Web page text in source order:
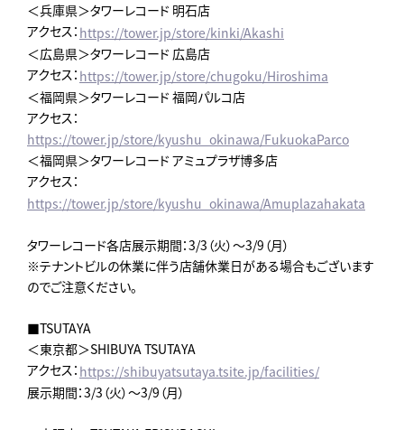
＜兵庫県＞タワーレコード 明石店
アクセス： https://tower.jp/store/kinki/Akashi
＜広島県＞タワーレコード 広島店
アクセス： https://tower.jp/store/chugoku/Hiroshima
＜福岡県＞タワーレコード 福岡パルコ店
アクセス：
https://tower.jp/store/kyushu_okinawa/FukuokaParco
＜福岡県＞タワーレコード アミュプラザ博多店
アクセス：
https://tower.jp/store/kyushu_okinawa/Amuplazahakata
タワーレコード各店展示期間：3/3（火）～3/9（月）
※テナントビルの休業に伴う店舗休業日がある場合もございます
のでご注意ください。
■TSUTAYA
＜東京都＞SHIBUYA TSUTAYA
アクセス： https://shibuyatsutaya.tsite.jp/facilities/
展示期間：3/3（火）～3/9（月）